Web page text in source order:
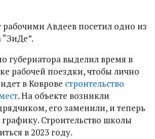
рабочими Авдеев посетил одно из
губернатора выделил время в
рабочей поездки, чтобы лично
в Коврове строительство
. На объекте возникли
его заменили, и теперь
Строительство школы
в 2023 году.